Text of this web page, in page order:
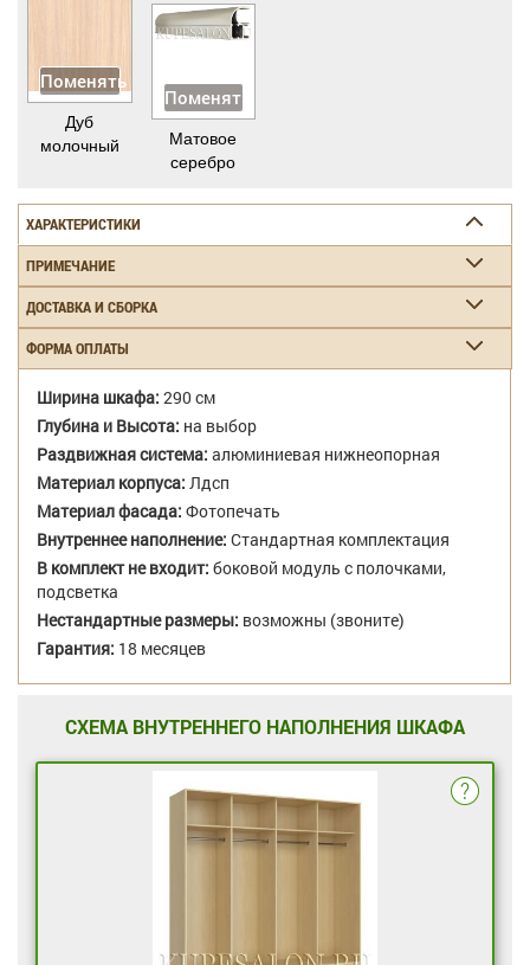
Поменять
Дуб
молочный
Поменять
Матовое
серебро
ХАРАКТЕРИСТИКИ
ПРИМЕЧАНИЕ
ДОСТАВКА И СБОРКА
ФОРМА ОПЛАТЫ
Ширина шкафа: 290 см
Глубина и Высота: на выбор
Раздвижная система: алюминиевая нижнеопорная
Материал корпуса: Лдсп
Материал фасада: Фотопечать
Внутреннее наполнение: Стандартная комплектация
В комплект не входит: боковой модуль с полочками,
подсветка
Нестандартные размеры: возможны (звоните)
Гарантия: 18 месяцев
СХЕМА ВНУТРЕННЕГО НАПОЛНЕНИЯ ШКАФА